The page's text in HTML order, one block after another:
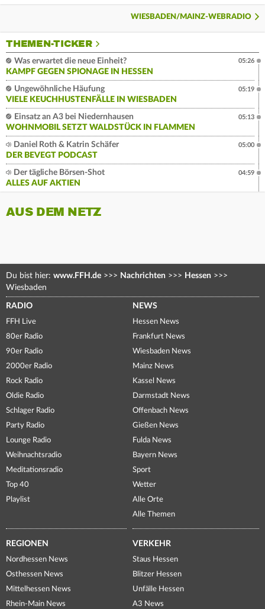
WIESBADEN/MAINZ-WEBRADIO
THEMEN-TICKER
Was erwartet die neue Einheit?
KAMPF GEGEN SPIONAGE IN HESSEN
05:26
Ungewöhnliche Häufung
VIELE KEUCHHUSTENFÄLLE IN WIESBADEN
05:19
Einsatz an A3 bei Niedernhausen
WOHNMOBIL SETZT WALDSTÜCK IN FLAMMEN
05:13
Daniel Roth & Katrin Schäfer
DER BEVEGT PODCAST
05:00
Der tägliche Börsen-Shot
ALLES AUF AKTIEN
04:59
AUS DEM NETZ
Du bist hier: www.FFH.de >>> Nachrichten >>> Hessen >>>
Wiesbaden
RADIO
FFH Live
80er Radio
90er Radio
2000er Radio
Rock Radio
Oldie Radio
Schlager Radio
Party Radio
Lounge Radio
Weihnachtsradio
Meditationsradio
Top 40
Playlist
NEWS
Hessen News
Frankfurt News
Wiesbaden News
Mainz News
Kassel News
Darmstadt News
Offenbach News
Gießen News
Fulda News
Bayern News
Sport
Wetter
Alle Orte
Alle Themen
REGIONEN
Nordhessen News
Osthessen News
Mittelhessen News
Rhein-Main News
VERKEHR
Staus Hessen
Blitzer Hessen
Unfälle Hessen
A3 News